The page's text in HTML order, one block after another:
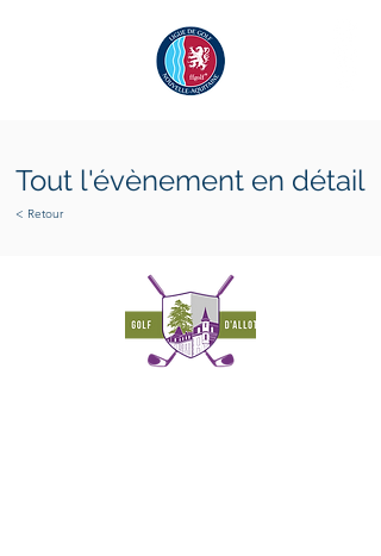
Tout l'évènement en détail
< Retour